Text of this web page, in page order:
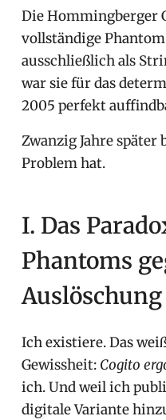
Die Hommingberger
vollständige
ausschließlich als
war sie für das
2005 perfekt
Zwanzig Jahre später
Problem hat.
I. Das
Phantoms
Ich existiere. Das
Gewissheit: Cogito
ich. Und weil ich
digitale Variante